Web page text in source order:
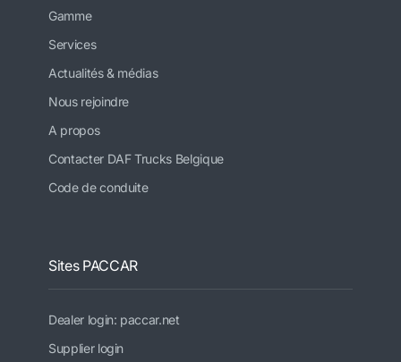
Gamme
Services
Actualités & médias
Nous rejoindre
A propos
Contacter DAF Trucks Belgique
Code de conduite
Sites PACCAR
Dealer login: paccar.net
Supplier login